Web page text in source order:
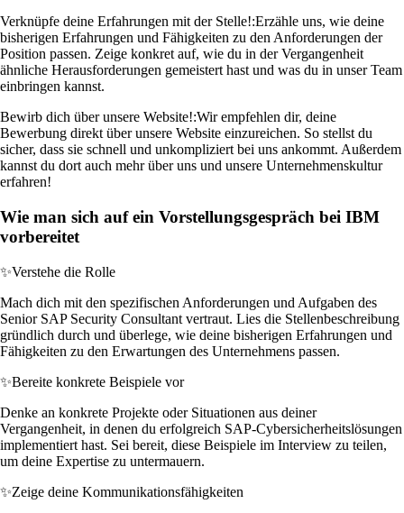
Verknüpfe deine Erfahrungen mit der Stelle!:Erzähle uns, wie deine
bisherigen Erfahrungen und Fähigkeiten zu den Anforderungen der
Position passen. Zeige konkret auf, wie du in der Vergangenheit
ähnliche Herausforderungen gemeistert hast und was du in unser Team
einbringen kannst.
Bewirb dich über unsere Website!:Wir empfehlen dir, deine
Bewerbung direkt über unsere Website einzureichen. So stellst du
sicher, dass sie schnell und unkompliziert bei uns ankommt. Außerdem
kannst du dort auch mehr über uns und unsere Unternehmenskultur
erfahren!
Wie man sich auf ein Vorstellungsgespräch bei IBM
vorbereitet
✨Verstehe die Rolle
Mach dich mit den spezifischen Anforderungen und Aufgaben des
Senior SAP Security Consultant vertraut. Lies die Stellenbeschreibung
gründlich durch und überlege, wie deine bisherigen Erfahrungen und
Fähigkeiten zu den Erwartungen des Unternehmens passen.
✨Bereite konkrete Beispiele vor
Denke an konkrete Projekte oder Situationen aus deiner
Vergangenheit, in denen du erfolgreich SAP-Cybersicherheitslösungen
implementiert hast. Sei bereit, diese Beispiele im Interview zu teilen,
um deine Expertise zu untermauern.
✨Zeige deine Kommunikationsfähigkeiten